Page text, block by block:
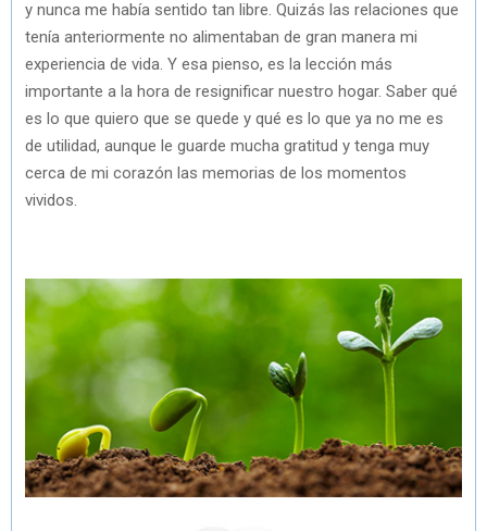
y nunca me había sentido tan libre. Quizás las relaciones que
tenía anteriormente no alimentaban de gran manera mi
experiencia de vida. Y esa pienso, es la lección más
importante a la hora de resignificar nuestro hogar. Saber qué
es lo que quiero que se quede y qué es lo que ya no me es
de utilidad, aunque le guarde mucha gratitud y tenga muy
cerca de mi corazón las memorias de los momentos
vividos.